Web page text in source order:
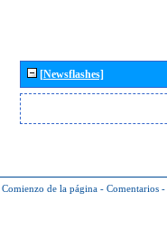
[Newsflashes]
Comienzo de la página - Comentarios -